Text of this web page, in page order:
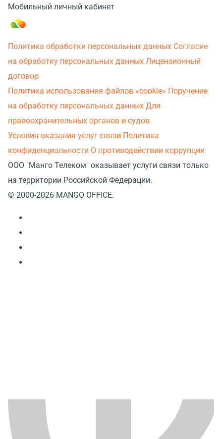
Мобильный личный кабинет
Политика обработки персональных данных Согласие
на обработку персональных данных Лицензионный
договор
Политика использования файлов «cookie» Поручение
на обработку персональных данных Для
правоохранительных органов и судов
Условия оказания услуг связи Политика
конфиденциальности О противодействии коррупции
ООО "Манго Телеком" оказывает услуги связи только
на территории Российской Федерации.
© 2000-2026 MANGO OFFICE.